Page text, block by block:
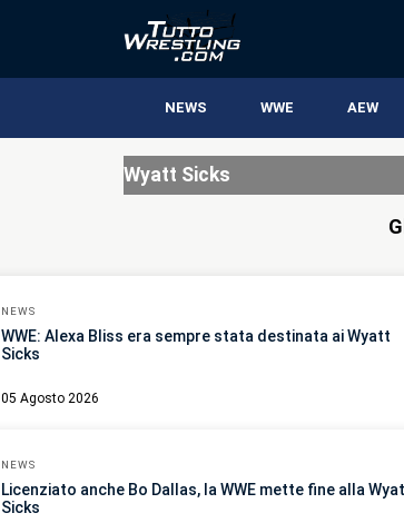
NEWS WWE AEW
Wyatt Sicks
NEWS
WWE: Alexa Bliss era sempre stata destinata ai Wyatt
Sicks
05 Agosto 2026
NEWS
Licenziato anche Bo Dallas, la WWE mette fine alla
Sicks